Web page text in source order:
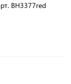
ВН3377red